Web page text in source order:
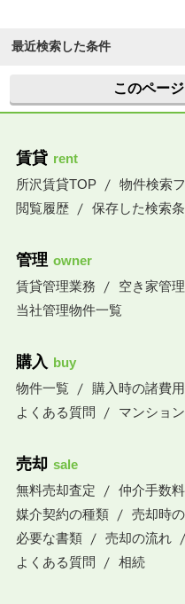
最近検索した条件
このペー
賃貸 rent
所沢賃貸TOP
物件検索
閲覧履歴
保存した検索
管理 owner
賃貸管理業務
空き家管理
当社管理物件一覧
購入 buy
物件一覧
購入時の諸費用
よくある質問
マンショ
売却 sale
無料売却査定
仲介手数
媒介契約の種類
売却時
必要な書類
売却の流れ
よくある質問
相続